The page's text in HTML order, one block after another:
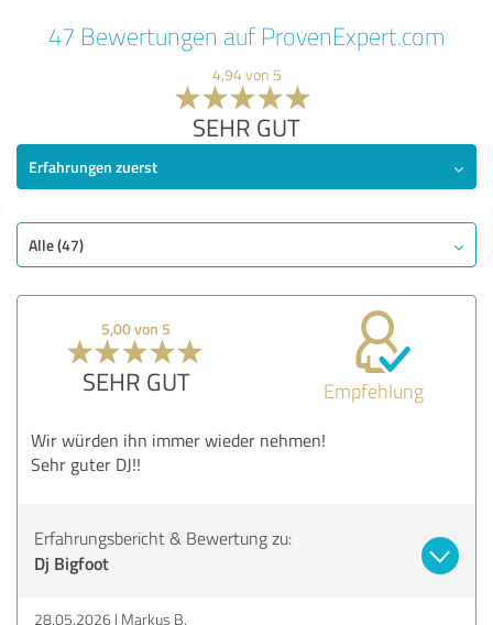
47 Bewertungen auf ProvenExpert.com
4,94 von 5
SEHR GUT
Erfahrungen zuerst
Alle (47)
5,00 von 5
SEHR GUT Empfehlung
Wir würden ihn immer wieder nehmen!
Sehr guter DJ!!
Erfahrungsbericht & Bewertung zu:
Dj Bigfoot
28.05.2026 Markus B.